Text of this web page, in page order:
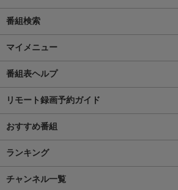
番組検索
マイメニュー
番組表ヘルプ
リモート録画予約ガイド
おすすめ番組
ランキング
チャンネル一覧